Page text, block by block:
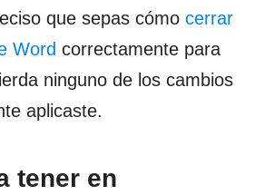
que sepas cómo cerrar
Word correctamente para
ninguno de los cambios
aplicaste.
tener en